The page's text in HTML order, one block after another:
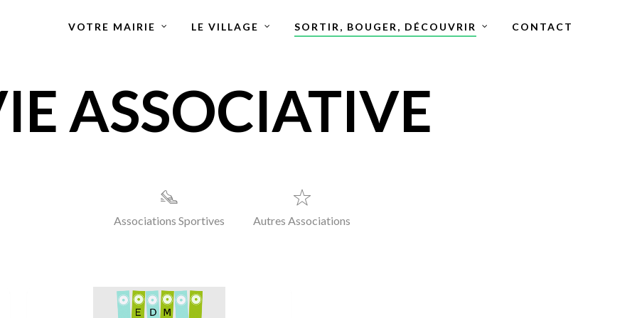
VOTRE MAIRIE LE VILLAGE SORTIR, BOUGER, DÉCOUVRIR CONTACT
ASSOCIATIVE
Associations Sportives Autres Associations